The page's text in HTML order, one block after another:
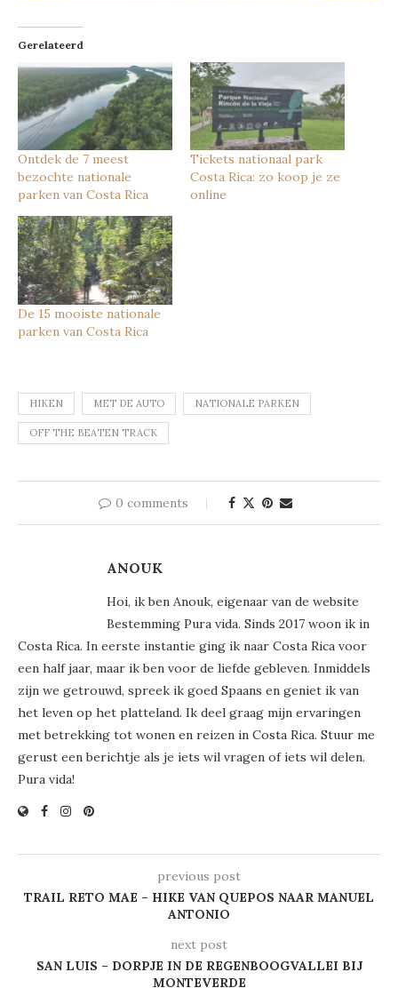
Gerelateerd
Ontdek de 7 meest
bezochte nationale
parken van Costa Rica
Tickets nationaal park
Costa Rica: zo koop je ze
online
De 15 mooiste nationale
parken van Costa Rica
HIKEN MET DE AUTO NATIONALE PARKEN
OFF THE BEATEN TRACK
0 comments
ANOUK
Hoi, ik ben Anouk, eigenaar van de website
Bestemming Pura vida. Sinds 2017 woon ik in
Costa Rica. In eerste instantie ging ik naar Costa Rica voor
een half jaar, maar ik ben voor de liefde gebleven. Inmiddels
zijn we getrouwd, spreek ik goed Spaans en geniet ik van
het leven op het platteland. Ik deel graag mijn ervaringen
met betrekking tot wonen en reizen in Costa Rica. Stuur me
gerust een berichtje als je iets wil vragen of iets wil delen.
Pura vida!
previous post
TRAIL RETO MAE – HIKE VAN QUEPOS NAAR MANUEL
ANTONIO
next post
SAN LUIS – DORPJE IN DE REGENBOOGVALLEI BIJ
MONTEVERDE